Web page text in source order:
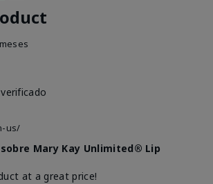
us/
Mary Kay Unlimited® Lip
at a great price!